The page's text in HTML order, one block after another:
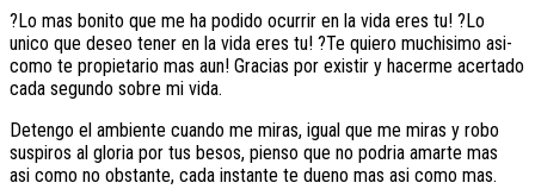
?Lo mas bonito que me ha podido ocurrir en la vida eres tu! ?Lo
unico que deseo tener en la vida eres tu! ?Te quiero muchisimo asi­
como te propietario mas aun! Gracias por existir y hacerme acertado
cada segundo sobre mi vida.
Detengo el ambiente cuando me miras, igual que me miras y robo
suspiros al gloria por tus besos, pienso que no podria amarte mas
asi­ como no obstante, cada instante te dueno mas asi­ como mas.